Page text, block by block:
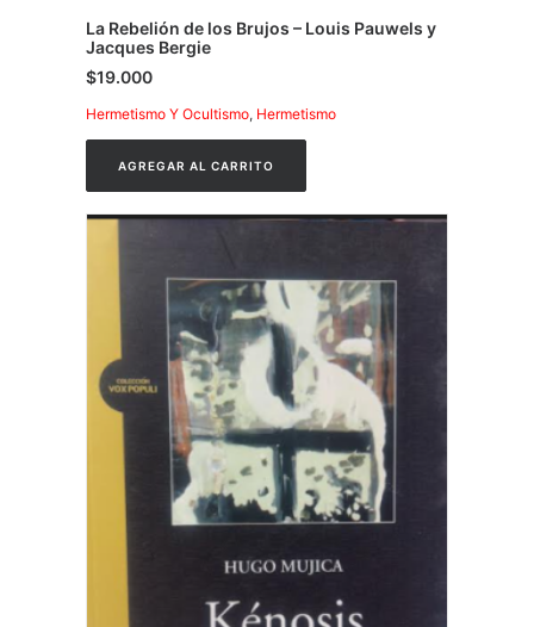
La Rebelión de los Brujos – Louis Pauwels y
Jacques Bergie
$19.000
Hermetismo Y Ocultismo, Hermetismo
AGREGAR AL CARRITO